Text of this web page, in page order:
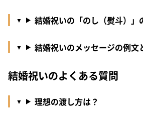
結婚祝いの「のし（熨斗）」
結婚祝いのメッセージの例文
結婚祝いのよくある質問
理想の渡し方は？